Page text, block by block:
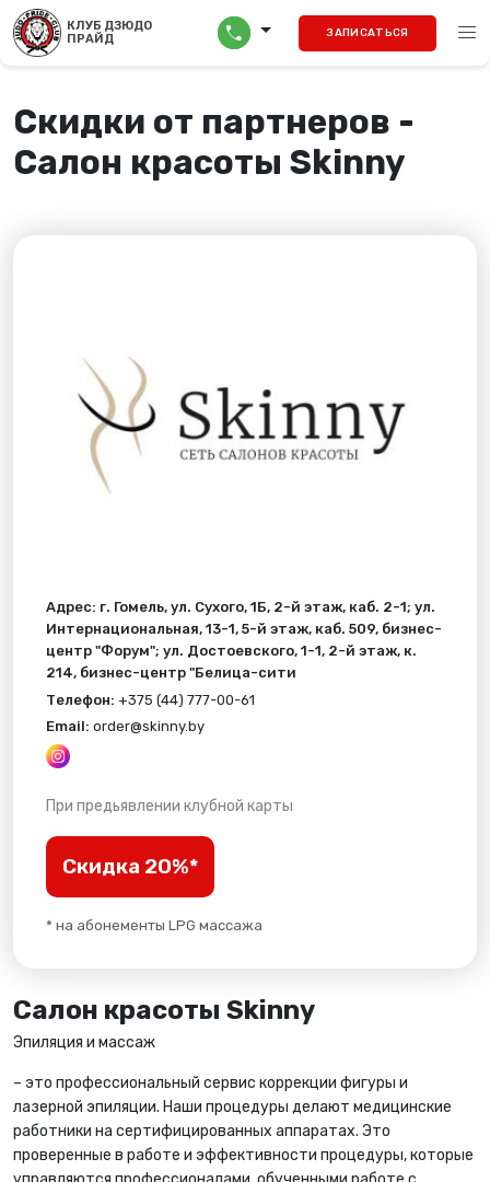
КЛУБ ДЗЮДО
ПРАЙД
call ЗАПИСАТЬСЯ menu
Скидки от партнеров -
Салон красоты Skinny
Адрес: г. Гомель, ул. Сухого, 1Б, 2-й этаж, каб. 2-1; ул.
Интернациональная, 13-1, 5-й этаж, каб. 509, бизнес-
центр "Форум"; ул. Достоевского, 1-1, 2-й этаж, к.
214, бизнес-центр "Белица-сити
Телефон: +375 (44) 777-00-61
Email: order@skinny.by
При предьявлении клубной карты
Скидка 20%*
* на абонементы LPG массажа
Салон красоты Skinny
Эпиляция и массаж
– это профессиональный сервис коррекции фигуры и
лазерной эпиляции. Наши процедуры делают медицинские
работники на сертифицированных аппаратах. Это
проверенные в работе и эффективности процедуры, которые